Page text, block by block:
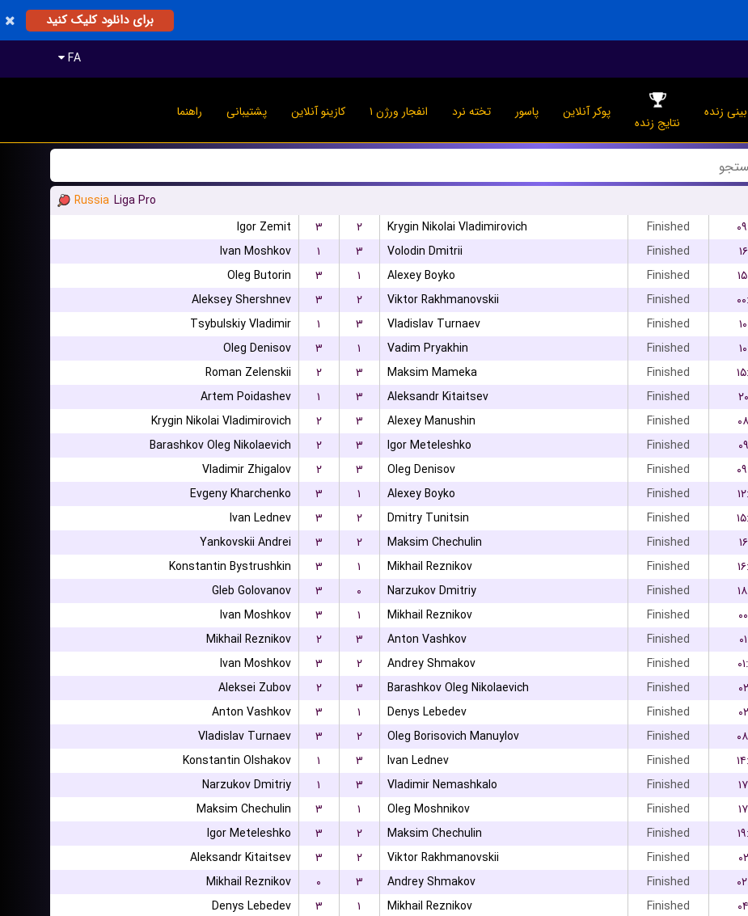
برای دانلود کلیک کنید
FA
زنده
نتایج زنده
پوکر آنلاین پاسور تخته نرد انفجار ورژن ۱ کازینو آنلاین پشتیبانی راهنما
Russia Liga Pro
Igor Zemit
۳ ۲ Krygin Nikolai Vladimirovich Finished
Ivan Moshkov
۱ ۳ Volodin Dmitrii Finished
Oleg Butorin
۳ ۱ Alexey Boyko Finished
Aleksey Shershnev
۳ ۲ Viktor Rakhmanovskii Finished
Tsybulskiy Vladimir
۱ ۳ Vladislav Turnaev Finished
Oleg Denisov
۳ ۱ Vadim Pryakhin Finished
Roman Zelenskii
۲ ۳ Maksim Mameka Finished
Artem Poidashev
۱ ۳ Aleksandr Kitaitsev Finished
Krygin Nikolai Vladimirovich
۲ ۳ Alexey Manushin Finished
Barashkov Oleg Nikolaevich
۲ ۳ Igor Meteleshko Finished
Vladimir Zhigalov
۲ ۳ Oleg Denisov Finished
Evgeny Kharchenko
۳ ۱ Alexey Boyko Finished
Ivan Lednev
۳ ۲ Dmitry Tunitsin Finished
Yankovskii Andrei
۳ ۲ Maksim Chechulin Finished
Konstantin Bystrushkin
۳ ۱ Mikhail Reznikov Finished
Gleb Golovanov
۳ ۰ Narzukov Dmitriy Finished
Ivan Moshkov
۳ ۱ Mikhail Reznikov Finished
Mikhail Reznikov
۲ ۳ Anton Vashkov Finished
Ivan Moshkov
۳ ۲ Andrey Shmakov Finished
Aleksei Zubov
۲ ۳ Barashkov Oleg Nikolaevich Finished
Anton Vashkov
۳ ۱ Denys Lebedev Finished
Vladislav Turnaev
۳ ۲ Oleg Borisovich Manuylov Finished
Konstantin Olshakov
۱ ۳ Ivan Lednev Finished
Narzukov Dmitriy
۱ ۳ Vladimir Nemashkalo Finished
Maksim Chechulin
۳ ۱ Oleg Moshnikov Finished
Igor Meteleshko
۳ ۲ Maksim Chechulin Finished
Aleksandr Kitaitsev
۳ ۲ Viktor Rakhmanovskii Finished
Mikhail Reznikov
۰ ۳ Andrey Shmakov Finished
Denys Lebedev
۳ ۱ Mikhail Reznikov Finished